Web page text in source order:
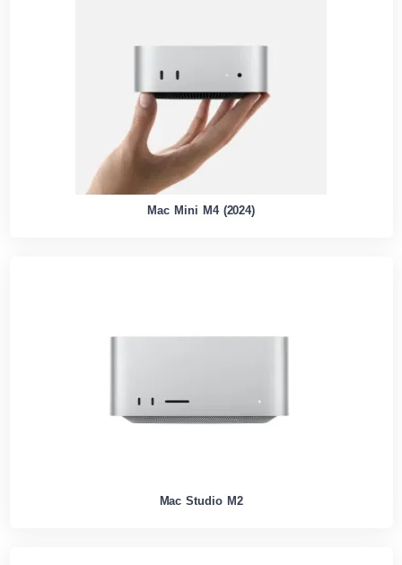
Mac Mini M4 (2024)
Mac Studio M2